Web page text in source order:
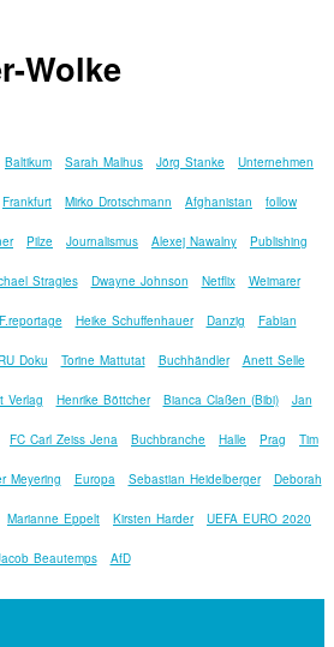
Wolke
Baltikum Sarah Malhus Jörg Stanke Unternehmen
Frankfurt Mirko Drotschmann Afghanistan follow
Pilze Journalismus Alexej Nawalny Publishing
Stragies Dwayne Johnson Netflix Weimarer
Heike Schuffenhauer Danzig Fabian
Doku Torine Mattutat Buchhändler Anett Selle
Verlag Henrike Böttcher Bianca Claßen (Bibi) Jan
FC Carl Zeiss Jena Buchbranche Halle Prag Tim
Meyering Europa Sebastian Heidelberger Deborah
Marianne Eppelt Kirsten Harder UEFA EURO 2020
Beautemps AfD